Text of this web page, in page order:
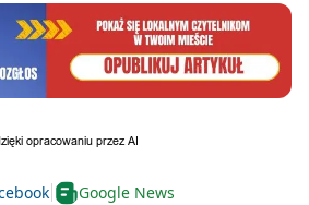
Google News